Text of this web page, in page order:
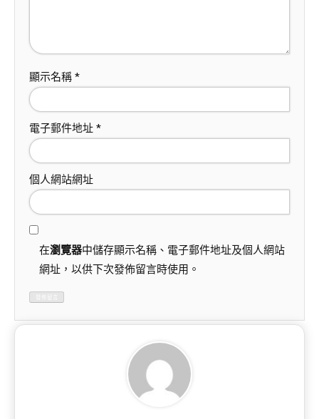
顯示名稱 *
電子郵件地址 *
個人網站網址
在瀏覽器中儲存顯示名稱、電子郵件地址及個人網站
網址，以供下次發佈留言時使用。